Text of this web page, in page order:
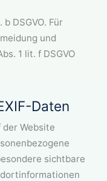
DSGVO. Für
und
1 lit. f DSGVO
Daten
der Website
sichtbare